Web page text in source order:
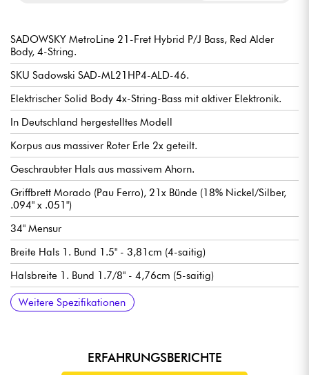
SADOWSKY MetroLine 21-Fret Hybrid P/J Bass, Red Alder
Body, 4-String.
SKU Sadowski SAD-ML21HP4-ALD-46.
Elektrischer Solid Body 4x-String-Bass mit aktiver Elektronik.
In Deutschland hergestelltes Modell
Korpus aus massiver Roter Erle 2x geteilt.
Geschraubter Hals aus massivem Ahorn.
Griffbrett Morado (Pau Ferro), 21x Bünde (18% Nickel/Silber,
.094" x .051")
34" Mensur
Breite Hals 1. Bund 1.5" - 3,81cm (4-saitig)
Halsbreite 1. Bund 1.7/8" - 4,76cm (5-saitig)
Hals-Pickup Sadowsky P-Style
Sadowsky hum-cancelling J-Style Mikrosteg
Pre-amp Sadowsky Treble & Bass boost (true bypass switch)
Volume / Balance / Vintage Tone Control (Push/Pull für
Preamp-Bypass) / Treble & Bass (konzentrische Potentiometer).
Sadowski Quick String Release Steg
Sadowsky Light Machine Heads stimmmechaniken
Verkauft mit Sadowsky Portabag
Weitere Spezifikationen
ERFAHRUNGSBERICHTE